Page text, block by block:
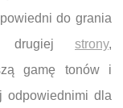
do grania
drugiej strony,
gamę tonów i
odpowiednimi dla